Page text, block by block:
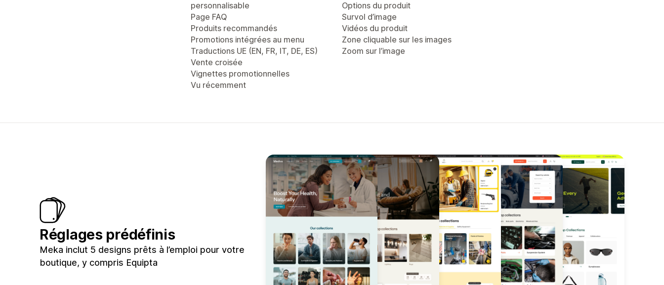
personnalisable
Page FAQ
Produits recommandés
Promotions intégrées au menu
Traductions UE (EN, FR, IT, DE, ES)
Vente croisée
Vignettes promotionnelles
Vu récemment
Options du produit
Survol d’image
Vidéos du produit
Zone cliquable sur les images
Zoom sur l’image
Réglages prédéfinis
Meka inclut 5 designs prêts à l’emploi pour votre
boutique, y compris Equipta